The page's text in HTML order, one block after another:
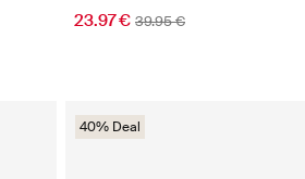
23.97 € 39.95 €
40% Deal